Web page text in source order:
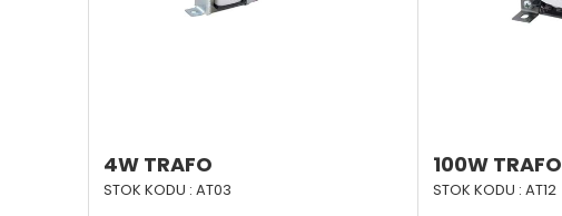
4W TRAFO
STOK KODU : AT03
100W TRAFO
STOK KODU : AT12